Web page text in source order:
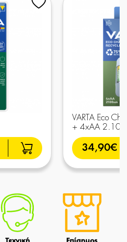
VARTA Eco
+ 4xAA
34,90€